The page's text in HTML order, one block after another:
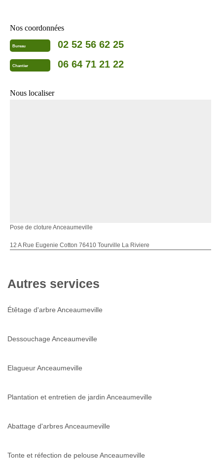
Nos coordonnées
Bureau 02 52 56 62 25
Chantier 06 64 71 21 22
Nous localiser
Pose de cloture Anceaumeville
12 A Rue Eugenie Cotton 76410 Tourville La Riviere
Autres services
Étêtage d'arbre Anceaumeville
Dessouchage Anceaumeville
Elagueur Anceaumeville
Plantation et entretien de jardin Anceaumeville
Abattage d'arbres Anceaumeville
Tonte et réfection de pelouse Anceaumeville